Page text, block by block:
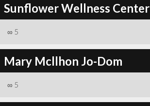
Sunflower Wellness Center
∞ 5
Mary Mcllhon Jo-Dom
∞ 5